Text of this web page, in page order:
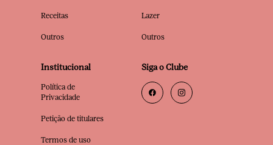
Receitas
Outros
Lazer
Outros
Institucional
Política de
Privacidade
Petição de titulares
Termos de uso
Siga o Clube